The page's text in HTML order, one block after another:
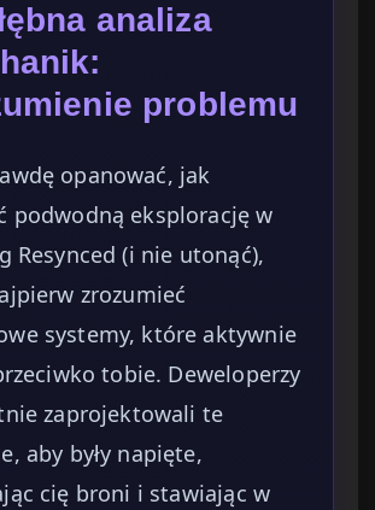
analiza
problemu
opanować, jak
podwodną eksplorację w
Resynced (i nie utonąć),
zrozumieć
systemy, które aktywnie
tobie. Deweloperzy
zaprojektowali te
aby były napięte,
cię broni i stawiając w